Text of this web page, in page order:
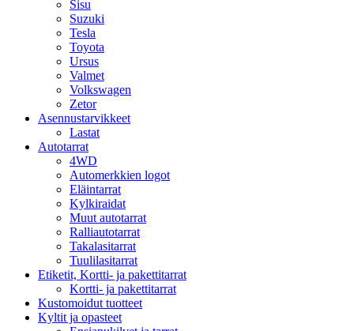
Sisu
Suzuki
Tesla
Toyota
Ursus
Valmet
Volkswagen
Zetor
Asennustarvikkeet
Lastat
Autotarrat
4WD
Automerkkien logot
Eläintarrat
Kylkiraidat
Muut autotarrat
Ralliautotarrat
Takalasitarrat
Tuulilasitarrat
Etiketit, Kortti- ja pakettitarrat
Kortti- ja pakettitarrat
Kustomoidut tuotteet
Kyltit ja opasteet